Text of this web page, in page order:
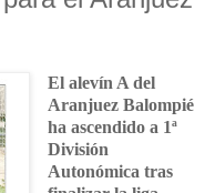
El alevín A del
Aranjuez Balompié
ha ascendido a 1ª
División
Autonómica tras